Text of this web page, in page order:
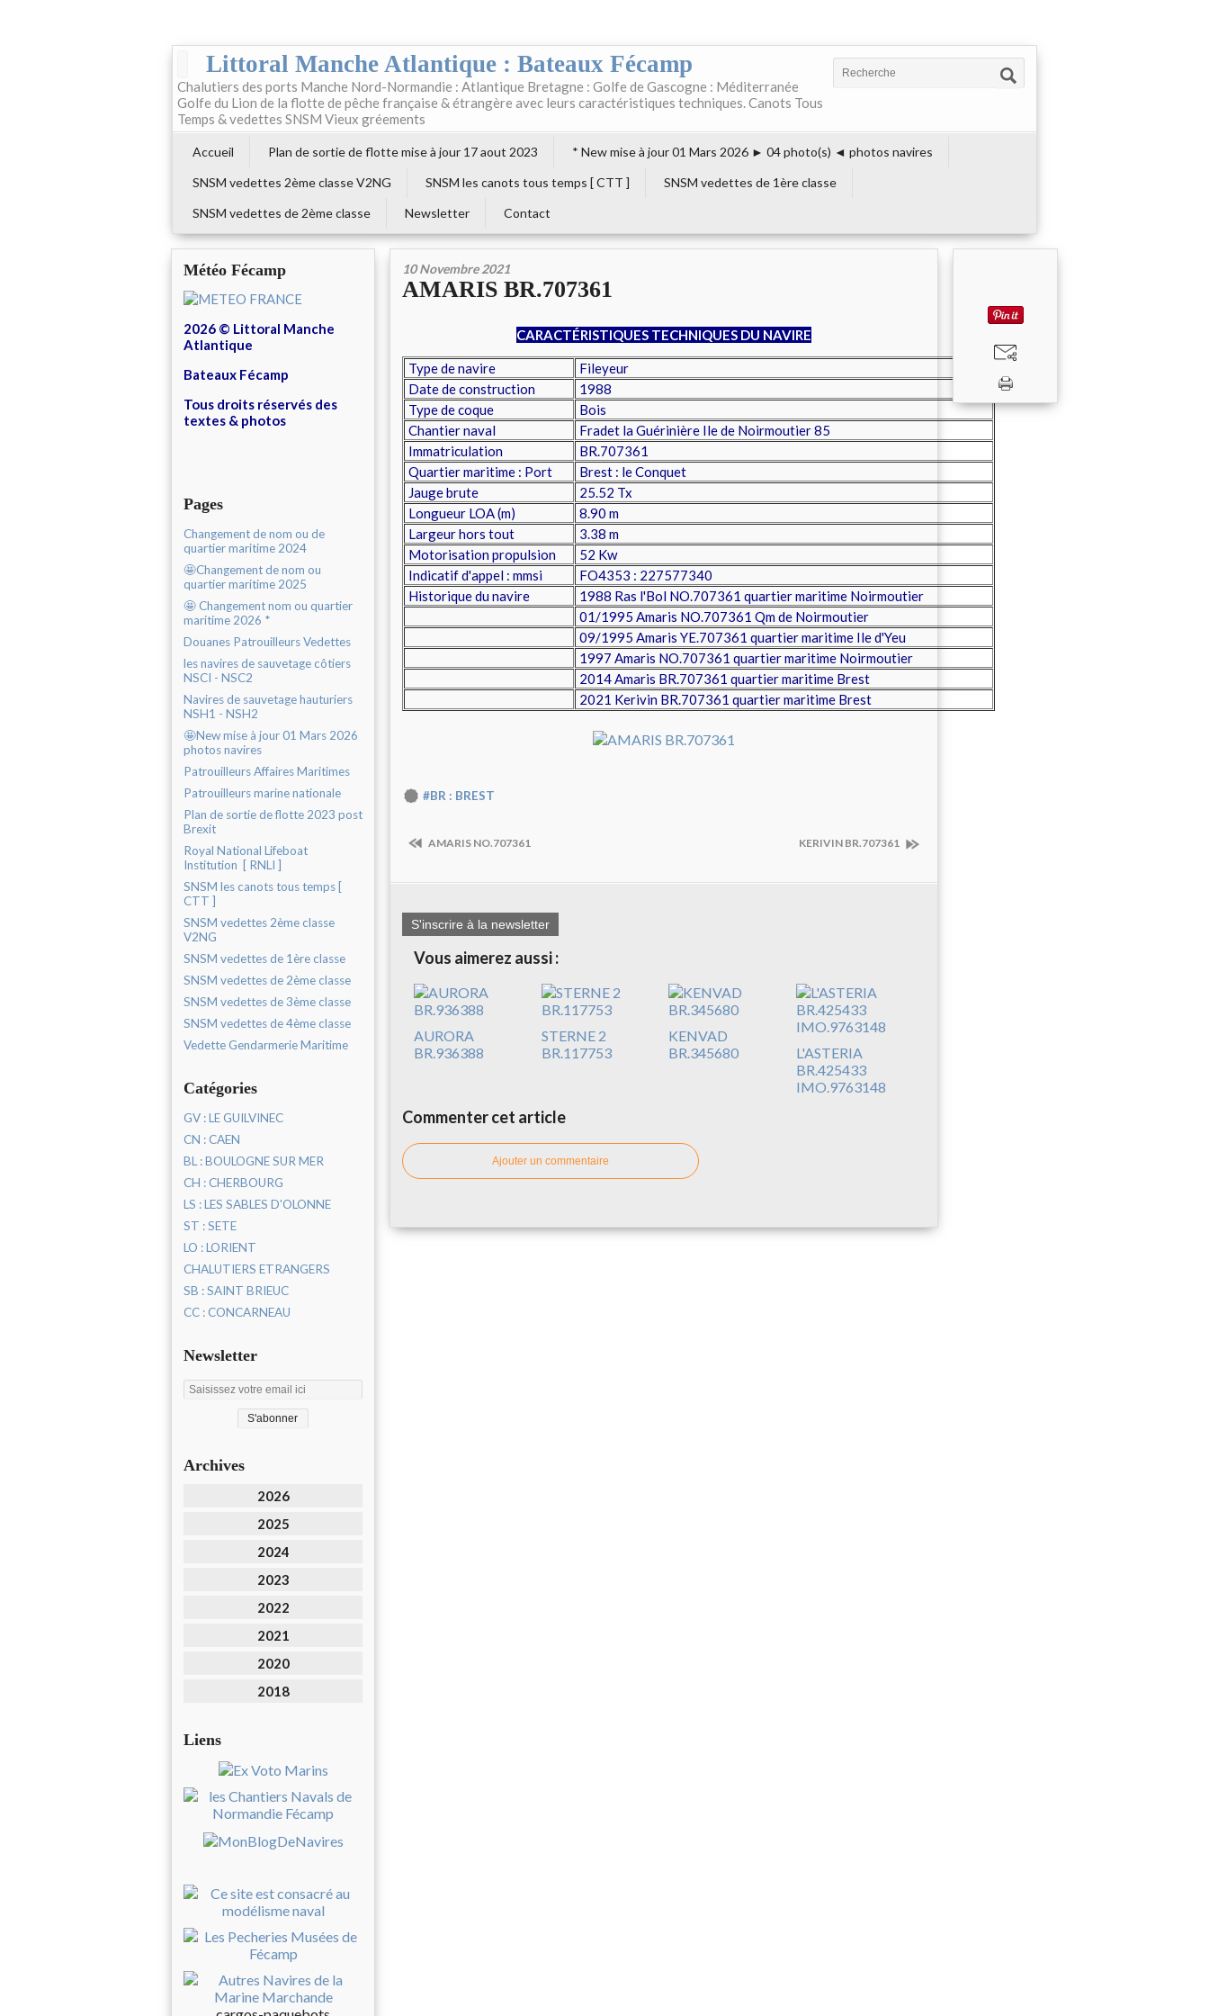
Littoral Manche Atlantique : Bateaux Fécamp
Chalutiers des ports Manche Nord-Normandie : Atlantique Bretagne : Golfe de Gascogne : Méditerranée
Golfe du Lion de la flotte de pêche française & étrangère avec leurs caractéristiques techniques. Canots Tous
Temps & vedettes SNSM Vieux gréements
Accueil Plan de sortie de flotte mise à jour 17 aout 2023
* New mise à jour 01 Mars 2026 ► 04 photo(s) ◄ photos navires
SNSM vedettes 2ème classe V2NG
SNSM les canots tous temps [ CTT ]
SNSM vedettes de 1ère classe
SNSM vedettes de 2ème classe
Newsletter Contact
Météo Fécamp
2026 © Littoral Manche
Atlantique
Bateaux Fécamp
Tous droits réservés des
textes & photos
Pages
Changement de nom ou de
quartier maritime 2024
🤩Changement de nom ou
quartier maritime 2025
🤩 Changement nom ou quartier
maritime 2026 *
Douanes Patrouilleurs Vedettes
les navires de sauvetage côtiers
NSCI - NSC2
Navires de sauvetage hauturiers
NSH1 - NSH2
🤩New mise à jour 01 Mars 2026
photos navires
Patrouilleurs Affaires Maritimes
Patrouilleurs marine nationale
Plan de sortie de flotte 2023 post
Brexit
Royal National Lifeboat
Institution [ RNLI ]
SNSM les canots tous temps [
CTT ]
SNSM vedettes 2ème classe
V2NG
SNSM vedettes de 1ère classe
SNSM vedettes de 2ème classe
SNSM vedettes de 3ème classe
SNSM vedettes de 4ème classe
Vedette Gendarmerie Maritime
Catégories
GV : LE GUILVINEC
CN : CAEN
BL : BOULOGNE SUR MER
CH : CHERBOURG
LS : LES SABLES D'OLONNE
ST : SETE
LO : LORIENT
CHALUTIERS ETRANGERS
SB : SAINT BRIEUC
CC : CONCARNEAU
Newsletter
Archives
2026
2025
2024
2023
2022
2021
2020
2018
Liens
10 Novembre 2021
AMARIS BR.707361
CARACTÉRISTIQUES TECHNIQUES DU NAVIRE
Type de navire
Fileyeur
Date de construction
1988
Type de coque
Bois
Chantier naval
Fradet la Guérinière Ile de Noirmoutier 85
Immatriculation
BR.707361
Quartier maritime : Port
Brest : le Conquet
Jauge brute
25.52 Tx
Longueur LOA (m)
8.90 m
Largeur hors tout
3.38 m
Motorisation propulsion
52 Kw
Indicatif d'appel : mmsi
FO4353 : 227577340
Historique du navire
1988 Ras l'Bol NO.707361 quartier maritime Noirmoutier
01/1995 Amaris NO.707361 Qm de Noirmoutier
09/1995 Amaris YE.707361 quartier maritime Ile d'Yeu
1997 Amaris NO.707361 quartier maritime Noirmoutier
2014 Amaris BR.707361 quartier maritime Brest
2021 Kerivin BR.707361 quartier maritime Brest
#BR : BREST
AMARIS NO.707361 KERIVIN BR.707361
S'inscrire à la newsletter
Vous aimerez aussi :
AURORA
BR.936388
STERNE 2
BR.117753
KENVAD
BR.345680
L'ASTERIA
BR.425433
IMO.9763148
Commenter cet article
Ajouter un commentaire